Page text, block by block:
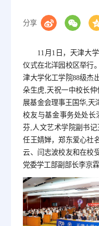
分享
11月1日，天津大
仪式在北洋园校区举行
津大学化工学院88级杰
朵生虎,天祝一中校长
展基金会理事王国华,天
校友与基金事务处处长
芬,人文艺术学院副书
任王婧婵，郑东爱心社
云、闫志波校友和在校
党委学工部副部长李京霖